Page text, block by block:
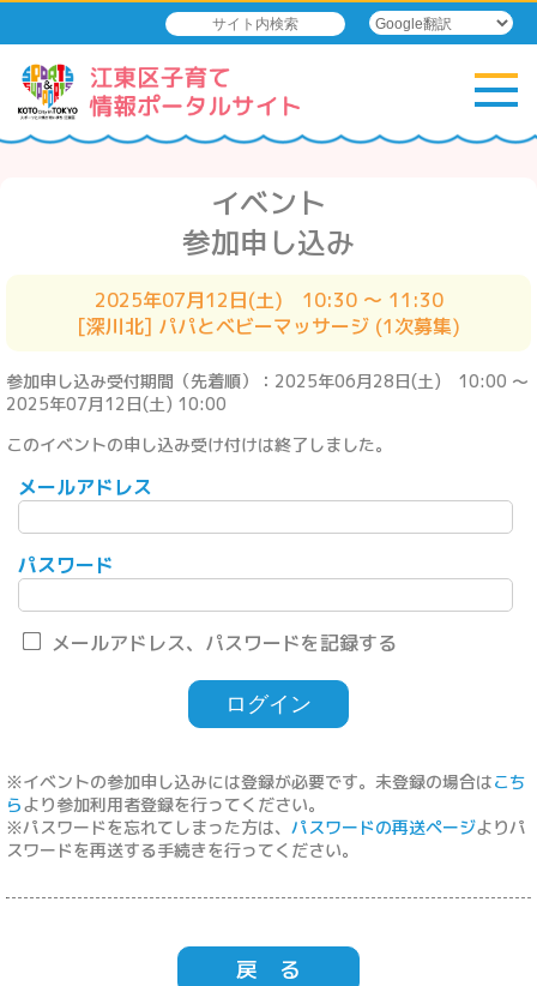
イベント
参加申し込み
2025年07月12日(土) 10:30 ～ 11:30
[深川北] パパとベビーマッサージ (1次募集)
参加申し込み受付期間（先着順）：2025年06月28日(土) 10:00 ～
2025年07月12日(土) 10:00
このイベントの申し込み受け付けは終了しました。
メールアドレス
パスワード
メールアドレス、パスワードを記録する
※イベントの参加申し込みには登録が必要です。未登録の場合はこち
らより参加利用者登録を行ってください。
※パスワードを忘れてしまった方は、 パスワードの再送ページよりパ
スワードを再送する手続きを行ってください。
戻 る